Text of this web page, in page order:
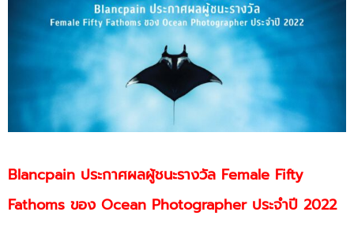
Blancpain ประกาศผลผู้ชนะรางวัล Female Fifty
Fathoms ของ Ocean Photographer ประจำปี 2022